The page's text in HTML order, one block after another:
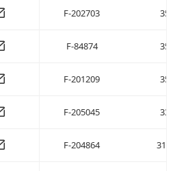
F-202703 35
F-84874 35
F-201209 35
F-205045 33
F-204864 31.8